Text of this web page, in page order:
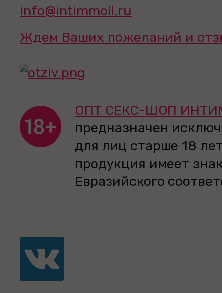
info@intimmoll.ru
Ждем Ваших пожеланий и
ОПТ СЕКС-ШОП
предназначен
для лиц старше 18
продукция имеет
Евразийского